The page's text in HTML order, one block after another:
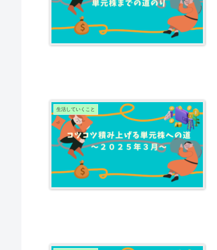
生活していくこと